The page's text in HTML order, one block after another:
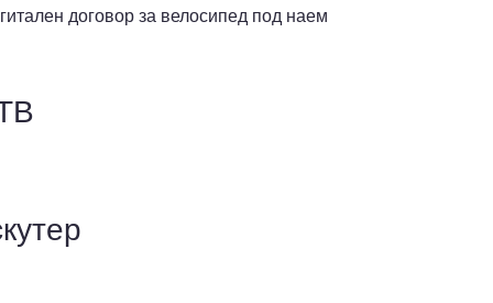
договор за велосипед под наем